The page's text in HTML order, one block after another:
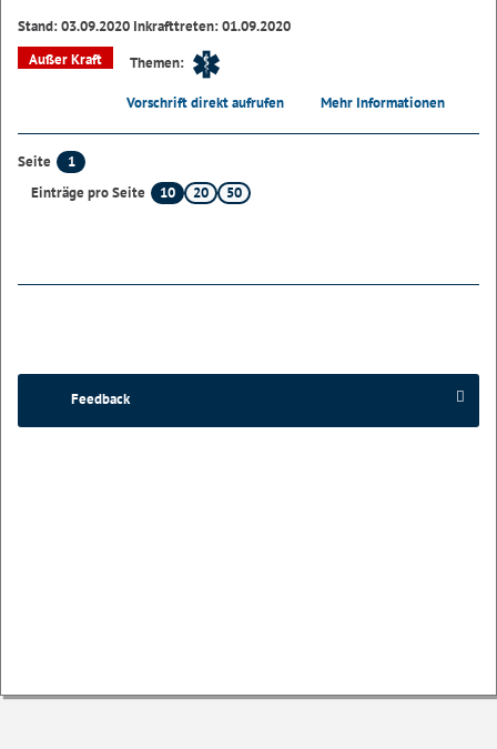
Stand: 03.09.2020 Inkrafttreten: 01.09.2020
Außer Kraft
Themen:
Vorschrift direkt aufrufen Mehr Informationen
Seite
1
Einträge pro Seite
10 20 50
Feedback